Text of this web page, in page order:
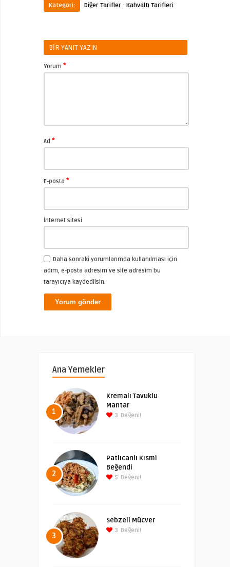
Kategori:
Diğer Tarifler · Kahvaltı Tarifleri
BIR YANIT YAZIN
Yorum *
Ad *
E-posta *
İnternet sitesi
Daha sonraki yorumlarımda kullanılması için
adım, e-posta adresim ve site adresim bu
tarayıcıya kaydedilsin.
Ana Yemekler
1
Kremalı Tavuklu
Mantar
3 Beğeni!
2
Patlıcanlı Kısmi
Beğendi
5 Beğeni!
3
Sebzeli Mücver
3 Beğeni!